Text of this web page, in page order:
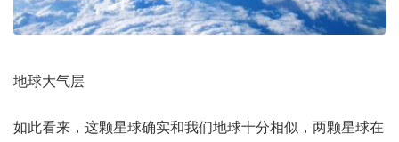
地球大气层
如此看来，这颗星球确实和我们地球十分相似，两颗星球在